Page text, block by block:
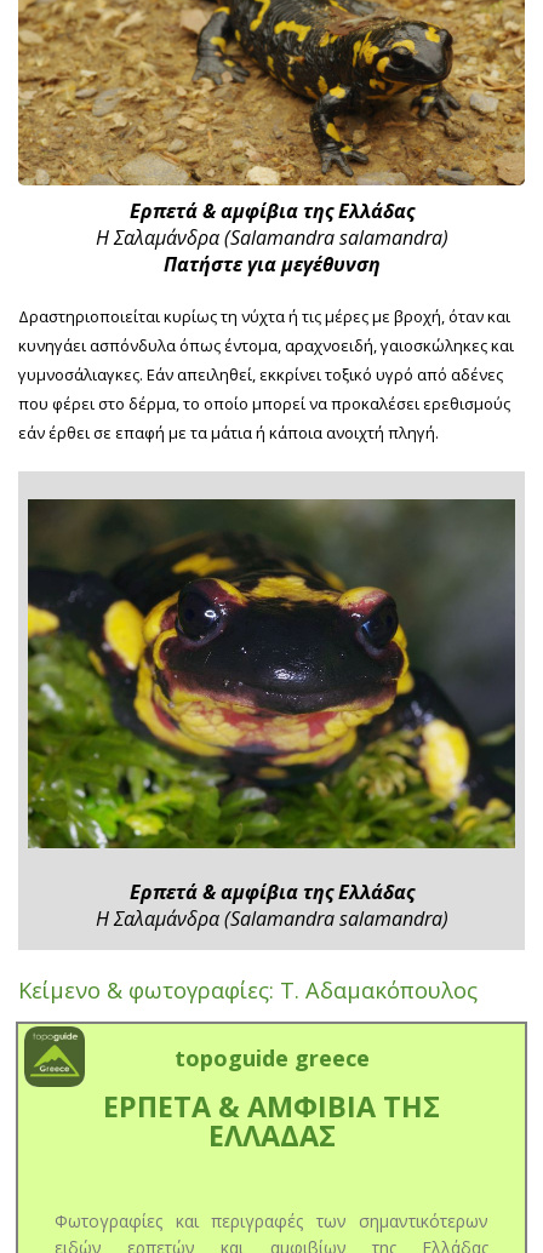
Ερπετά & αμφίβια της Ελλάδας
Η Σαλαμάνδρα (Salamandra salamandra)
Πατήστε για μεγέθυνση
Δραστηριοποιείται κυρίως τη νύχτα ή τις μέρες με βροχή, όταν και
κυνηγάει ασπόνδυλα όπως έντομα, αραχνοειδή, γαιοσκώληκες και
γυμνοσάλιαγκες. Εάν απειληθεί, εκκρίνει τοξικό υγρό από αδένες
που φέρει στο δέρμα, το οποίο μπορεί να προκαλέσει ερεθισμούς
εάν έρθει σε επαφή με τα μάτια ή κάποια ανοιχτή πληγή.
Ερπετά & αμφίβια της Ελλάδας
Η Σαλαμάνδρα (Salamandra salamandra)
Κείμενο & φωτογραφίες: Τ. Αδαμακόπουλος
topoguide greece
ΕΡΠΕΤΑ & ΑΜΦΙΒΙΑ ΤΗΣ
ΕΛΛΑΔΑΣ
Φωτογραφίες και περιγραφές των σημαντικότερων
ειδών ερπετών και αμφιβίων της Ελλάδας